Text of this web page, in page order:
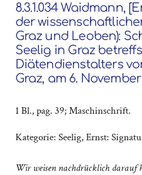
8.3.1.034 Waidmann,
der
Graz und Leoben):
Seelig in Graz
Diätendienstalters
Graz, am 6. November
1 Bl., pag. 39; Maschinschrift.
Kategorie: Seelig, Ernst:
Wir weisen nachdrücklich darauf